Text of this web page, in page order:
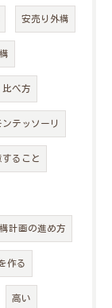
安売り外構
比べ方
ンテッソーリ
すること
計画の進め方
作る
高い